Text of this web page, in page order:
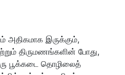
அதிகமாக இருக்கும்,
திருமணங்களின் போது,
பூக்கடை தொழிலைத்